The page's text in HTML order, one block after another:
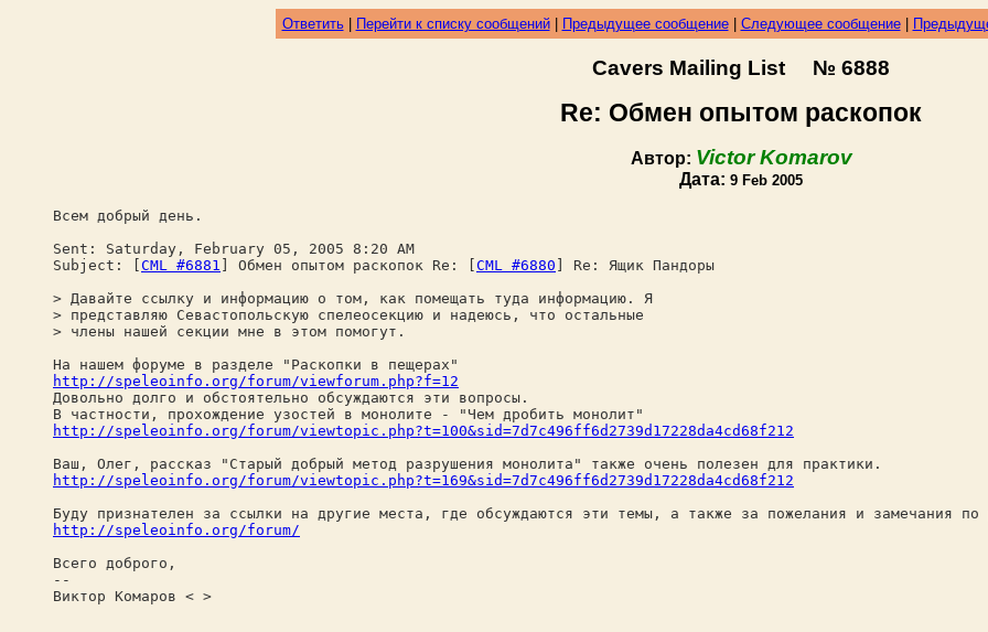
Ответить| Перейти к списку сообщений| Предыдущее сообщение| Следующее сообщение|
Cavers Mailing List № 6888
Re: Обмен опытом раскопок
Автор: Victor Komarov
Дата: 9 Feb 2005
Всем добрый день.
Sent: Saturday, February 05, 2005 8:20 AM
Subject: [ CML #6881 ] Обмен опытом раскопок Re: [ CML #6880 ] Re: Ящик Пандоры
> Давайте ссылку и информацию о том, как помещать туда информацию. Я
> представляю Севастопольскую спелеосекцию и надеюсь, что остальные
> члены нашей секции мне в этом помогут.
На нашем форуме в разделе "Раскопки в пещерах"
http://speleoinfo.org/forum/viewforum.php?f=12
Довольно долго и обстоятельно обсуждаются эти вопросы.
В частности, прохождение узостей в монолите - "Чем дробить монолит"
http://speleoinfo.org/forum/viewtopic.php?t=100&sid=7d7c496ff6d2739d17228da4cd68f212
Ваш, Олег, рассказ "Старый добрый метод разрушения монолита" также очень полезен для практики.
http://speleoinfo.org/forum/viewtopic.php?t=169&sid=7d7c496ff6d2739d17228da4cd68f212
Буду признателен за ссылки на другие места, где обсуждаются эти темы, а также за пожелания и замечания
http://speleoinfo.org/forum/
Всего доброго,
--
Виктор Комаров < >